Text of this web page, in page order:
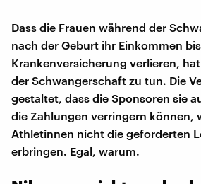
Dass die Frauen während der
nach der Geburt ihr Einkommen
Krankenversicherung verlieren,
der Schwangerschaft zu tun. Die
gestaltet, dass die Sponsoren sie
die Zahlungen verringern können,
Athletinnen nicht die geforderten
erbringen. Egal, warum.